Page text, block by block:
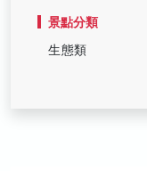
景點分類
生態類